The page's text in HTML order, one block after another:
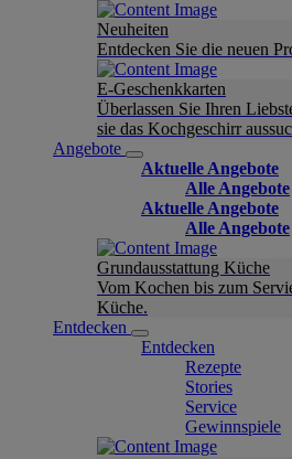
Neuheiten
Entdecken Sie die neuen
E-Geschenkkarten
Überlassen Sie Ihren
sie das Kochgeschirr
Angebote
Aktuelle Angebote
Alle Angebote
Aktuelle Angebote
Alle Angebote
Grundausstattung Küche
Vom Kochen bis zum
Küche.
Entdecken
Entdecken
Rezepte
Stories
Service
Gewinnspiele